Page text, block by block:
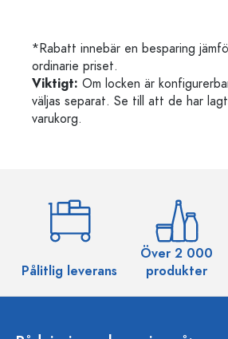
*Rabatt innebär en besparing
ordinarie priset.
Viktigt: Om locken är
väljas separat. Se till att de har
varukorg.
Pålitlig leverans
Över 2 000
produkter